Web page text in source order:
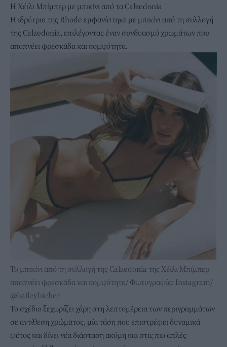
Η Χέιλι Μπίμπερ με μπικίνι από τα Calzedonia
Η ιδρύτρια της Rhode εμφανίστηκε με μπικίνι από τη συλλογή
της Calzedonia, επιλέγοντας έναν συνδυασμό χρωμάτων που
αποπνέει φρεσκάδα και κομψότητα.
Το μπικίνι από τη συλλογή της Calzedonia της Χέιλι Μπίμπερ
αποπνέει φρεσκάδα και κομψότητα/ Φωτογραφία: Instagram/
@haileybieber
Το σχέδιο ξεχωρίζει χάρη στη λεπτομέρεια των περιγραμμάτων
σε αντίθεση χρώματος, μία τάση που επιστρέφει δυναμικά
φέτος και δίνει νέα διάσταση ακόμη και στις πιο απλές